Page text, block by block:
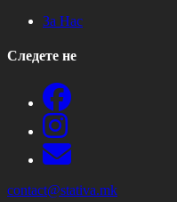
За Нас
Следете не
contact@stativa.mk